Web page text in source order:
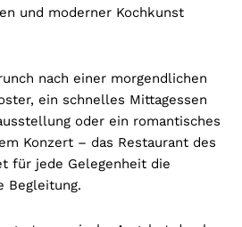
und moderner Kochkunst
nach einer morgendlichen
ein schnelles Mittagessen
oder ein romantisches
Konzert – das Restaurant des
für jede Gelegenheit die
Begleitung.